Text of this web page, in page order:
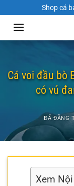
đến
dung
Shop cá
Cá voi đầu bò
có vú
ĐÃ ĐĂNG
Xem